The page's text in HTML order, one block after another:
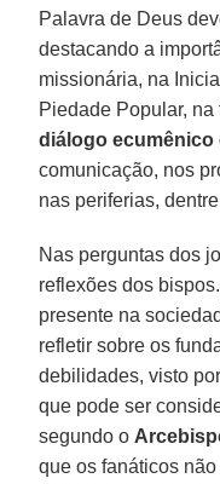
Palavra de Deus
destacando a
missionária, na
Piedade Popular,
diálogo ecumênico
comunicação, nos
nas periferias,
Nas perguntas dos
reflexões dos
presente na
refletir sobre os
debilidades, visto
que pode ser
segundo o
que os fanáticos